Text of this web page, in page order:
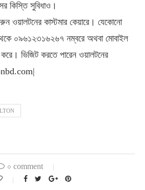
কিস্তি সুবিধাও।
ওয়ালটনের কাস্টমার কেয়ারে। যেকোনো
০৯৬১২৩১৬২৬৭ নম্বরে অথবা মোবাইল
ভিজিট করতে পারেন ওয়ালটনের
০ comment